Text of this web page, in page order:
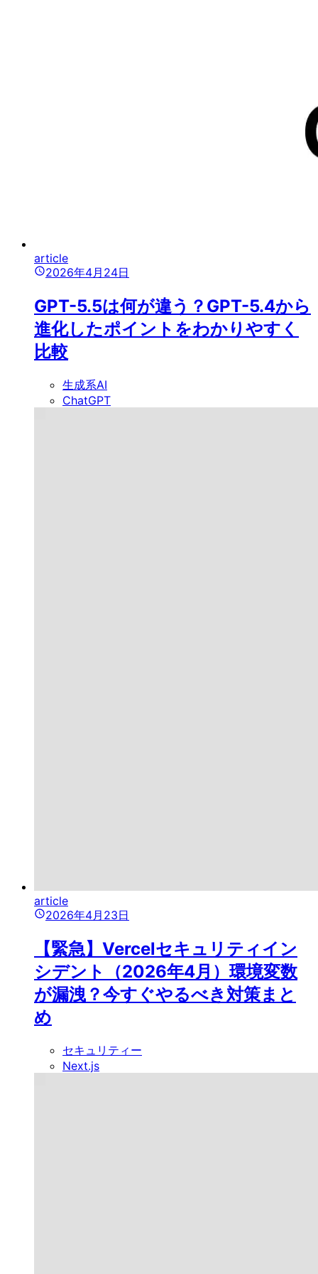
article
2026年4月24日
GPT-5.5は何が違う？GPT-5.4から
進化したポイントをわかりやすく
比較
生成系AI
ChatGPT
article
2026年4月23日
【緊急】Vercelセキュリティイン
シデント（2026年4月）環境変数
が漏洩？今すぐやるべき対策まと
め
セキュリティー
Next.js